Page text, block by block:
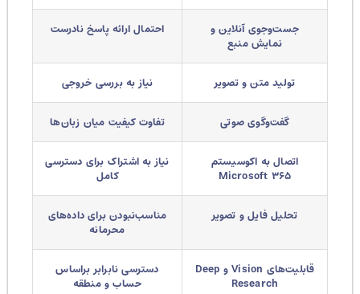
جست‌وجوی آنلاین و
نمایش منبع
احتمال ارائه پاسخ نادرست
تولید متن و تصویر نیاز به بررسی خروجی
گفت‌وگوی صوتی تفاوت کیفیت میان زبان‌ها
اتصال به اکوسیستم
Microsoft ۳۶۵
نیاز به اشتراک برای دسترسی
تحلیل فایل و تصویر
مناسب‌نبودن برای داده‌های
محرمانه
قابلیت‌های Vision و Deep
Research
دسترسی نابرابر براساس
حساب و منطقه